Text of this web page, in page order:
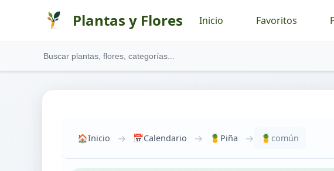
Plantas y Flores Inicio Favoritos
🏠Inicio → 📅Calendario → 🍍 Piña → 🍍 común